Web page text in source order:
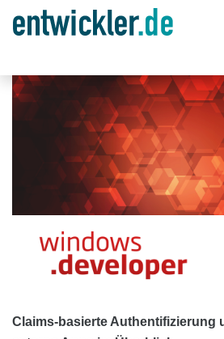
Claims-basierte Authentifizierung